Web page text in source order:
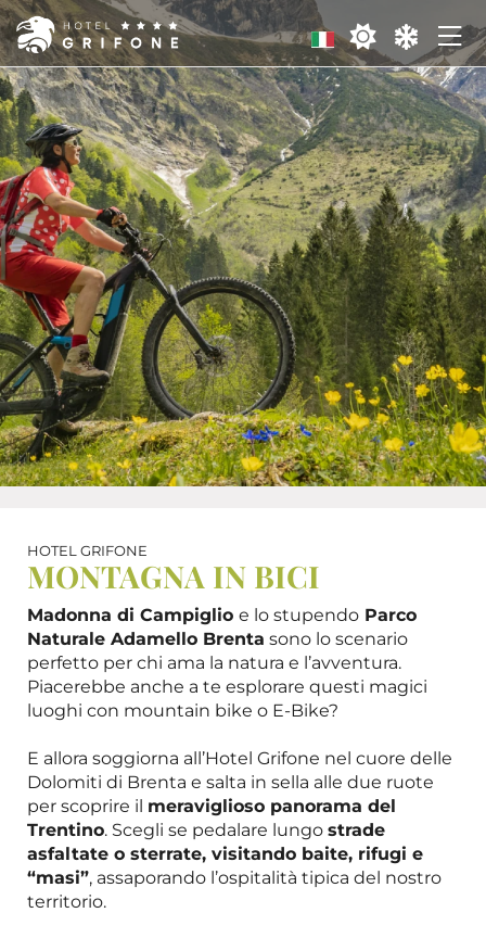
HOTEL GRIFONE
MONTAGNA IN BICI
Madonna di Campiglio e lo stupendo Parco
Naturale Adamello Brenta sono lo scenario
perfetto per chi ama la natura e l’avventura.
Piacerebbe anche a te esplorare questi magici
luoghi con mountain bike o E-Bike?
E allora soggiorna all’Hotel Grifone nel cuore delle
Dolomiti di Brenta e salta in sella alle due ruote
per scoprire il meraviglioso panorama del
Trentino. Scegli se pedalare lungo strade
asfaltate o sterrate, visitando baite, rifugi e
“masi”, assaporando l’ospitalità tipica del nostro
territorio.